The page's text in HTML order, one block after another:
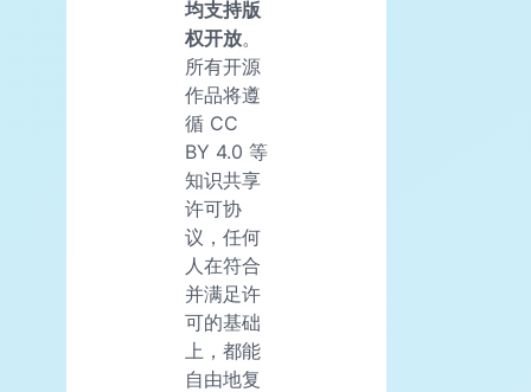
均支持版
权开放。
所有开源
作品将遵
循 CC
BY 4.0 等
知识共享
许可协
议，任何
人在符合
并满足许
可的基础
上，都能
自由地复